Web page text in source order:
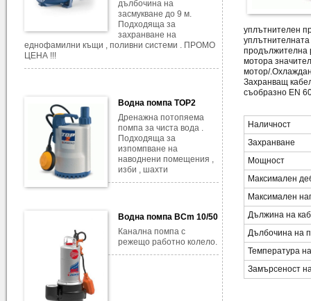
дълбочина на
засмукване до 9 м.
Подходяща за
захранване на
еднофамилни къщи , поливни системи . ПРОМО
ЦЕНА !!!
Водна помпа TOP2
Дренажна потопяема
помпа за чиста вода .
Подходяща за
изпомпване на
наводнени помещения ,
изби , шахти
Водна помпа BCm 10/50
Канална помпа с
режещо работно колело.
уплътнителен
продължителна
мотора
мотор/
Захранващ
съобразно EN
Наличност
Захранване
Мощност
Максимален
Максимален
Дължина на
Дълбочина на
Температура
Замърсеност